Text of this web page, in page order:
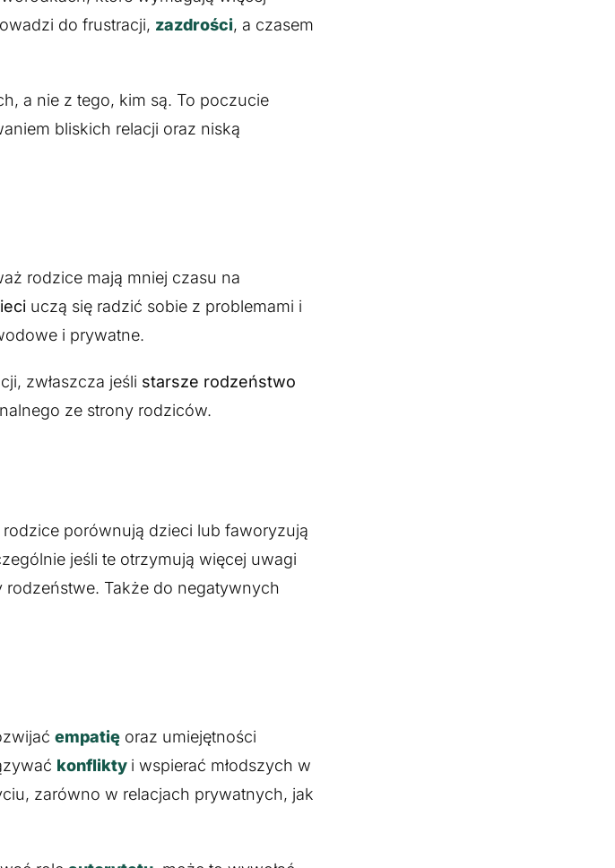
do frustracji, zazdrości, a czasem
a nie z tego, kim są. To poczucie
bliskich relacji oraz niską
rodzice mają mniej czasu na
uczą się radzić sobie z problemami i
i prywatne.
zwłaszcza jeśli starsze rodzeństwo
ze strony rodziców.
rodzice porównują dzieci lub faworyzują
jeśli te otrzymują więcej uwagi
Także do negatywnych
empatię oraz umiejętności
konflikty i wspierać młodszych w
zarówno w relacjach prywatnych, jak